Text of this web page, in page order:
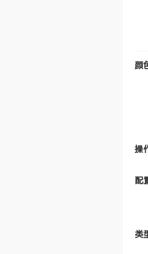
颜
操
配
类